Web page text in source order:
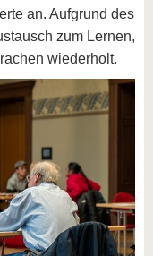
an. Aufgrund des
zum Lernen,
wiederholt.